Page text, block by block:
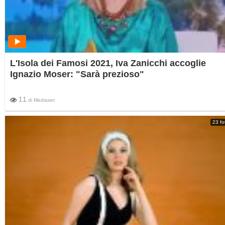
L'Isola dei Famosi 2021, Iva Zanicchi accoglie
Ignazio Moser: "Sarà prezioso"
11 di Mediaset
23